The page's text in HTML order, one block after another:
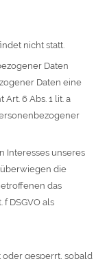
nicht statt.
Daten
Daten eine
6 Abs. 1 lit. a
Interesses unseres
die
das
f DSGVO als
gesperrt, sobald